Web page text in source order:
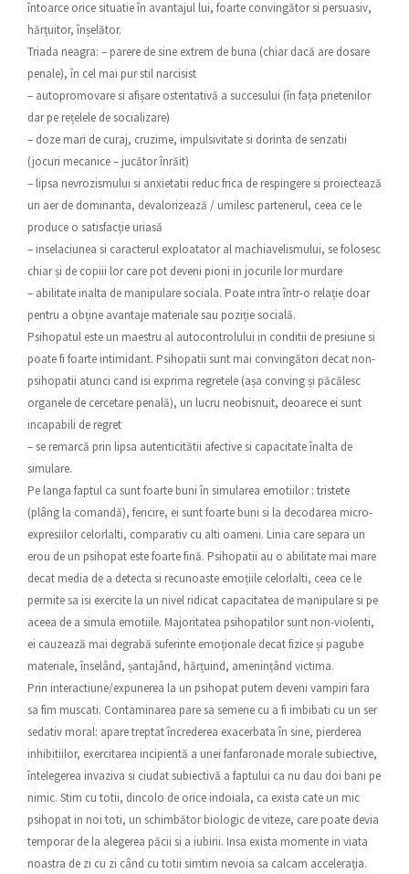
întoarce orice situatie în avantajul lui, foarte convingător si persuasiv,
hărțuitor, înșelător.
Triada neagra: – parere de sine extrem de buna (chiar dacă are dosare
penale), în cel mai pur stil narcisist
– autopromovare si afișare ostentativă a succesului (în fața prietenilor
dar pe rețelele de socializare)
– doze mari de curaj, cruzime, impulsivitate si dorinta de senzatii
(jocuri mecanice – jucător înrăit)
– lipsa nevrozismului si anxietatii reduc frica de respingere si proiectează
un aer de dominanta, devalorizează / umilesc partenerul, ceea ce le
produce o satisfacție uriasă
– inselaciunea si caracterul exploatator al machiavelismului, se folosesc
chiar și de copiii lor care pot deveni pioni in jocurile lor murdare
– abilitate inalta de manipulare sociala. Poate intra într-o relație doar
pentru a obține avantaje materiale sau poziție socială.
Psihopatul este un maestru al autocontrolului in conditii de presiune si
poate fi foarte intimidant. Psihopatii sunt mai convingători decat non-
psihopatii atunci cand isi exprima regretele (așa conving și păcălesc
organele de cercetare penală), un lucru neobisnuit, deoarece ei sunt
incapabili de regret
– se remarcă prin lipsa autenticitătii afective si capacitate înalta de
simulare.
Pe langa faptul ca sunt foarte buni în simularea emotiilor : tristete
(plâng la comandă), fericire, ei sunt foarte buni si la decodarea micro-
expresiilor celorlalti, comparativ cu alti oameni. Linia care separa un
erou de un psihopat este foarte fină. Psihopatii au o abilitate mai mare
decat media de a detecta si recunoaste emoțiile celorlalti, ceea ce le
permite sa isi exercite la un nivel ridicat capacitatea de manipulare si pe
aceea de a simula emotiile. Majoritatea psihopatilor sunt non-violenti,
ei cauzează mai degrabă suferinte emoționale decat fizice și pagube
materiale, înselând, șantajând, hărțuind, amenințând victima.
Prin interactiune/expunerea la un psihopat putem deveni vampiri fara
sa fim muscati. Contaminarea pare sa semene cu a fi imbibati cu un ser
sedativ moral: apare treptat încrederea exacerbata în sine, pierderea
inhibitiilor, exercitarea incipientă a unei fanfaronade morale subiective,
întelegerea invaziva si ciudat subiectivă a faptului ca nu dau doi bani pe
nimic. Stim cu totii, dincolo de orice indoiala, ca exista cate un mic
psihopat in noi toti, un schimbător biologic de viteze, care poate devia
temporar de la alegerea păcii si a iubirii. Insa exista momente in viata
noastra de zi cu zi când cu totii simtim nevoia sa calcam accelerația.